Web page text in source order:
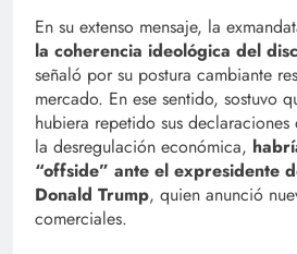
En su extenso mensaje, la
la coherencia ideológica del
señaló por su postura cambiante
mercado. En ese sentido, sostuvo
hubiera repetido sus
la desregulación económica,
“offside” ante el expresidente
Donald Trump, quien anunció
comerciales.